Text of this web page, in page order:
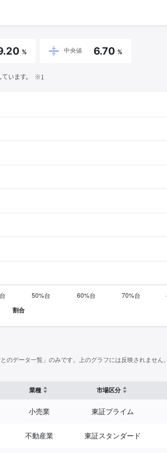
% 中央値 6.70 %
ています。 ※1
のデータ一覧」のみです。上のグラフには反映されません。
業種 市場区分
小売業 東証プライム
不動産業 東証スタンダード